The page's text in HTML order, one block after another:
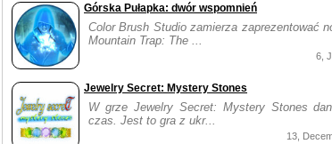
Górska Pułapka: dwór wspomnień
Color Brush Studio zamierza zaprezentować
Mountain Trap: The ...
6,
Jewelry Secret: Mystery Stones
W grze Jewelry Secret: Mystery Stones
czas. Jest to gra z ukr...
13,